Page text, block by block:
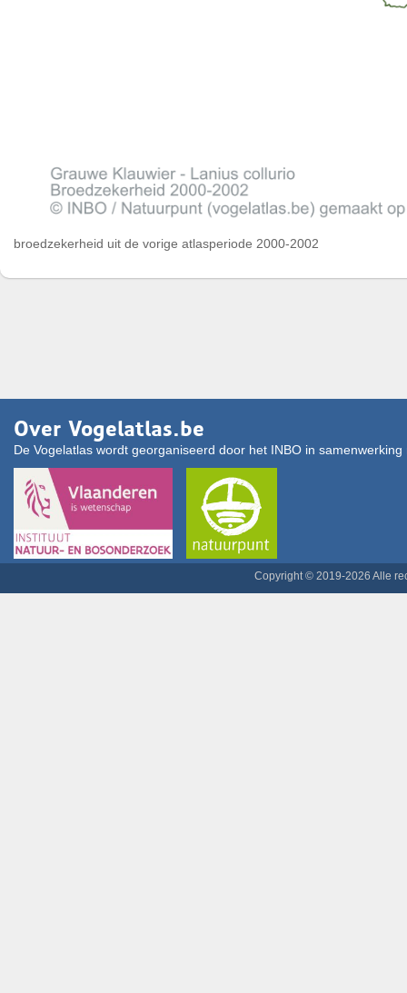
broedzekerheid uit de vorige atlasperiode 2000-2002
Over Vogelatlas.be
De Vogelatlas wordt georganiseerd door het INBO in
Copyright © 2019-2026 Alle